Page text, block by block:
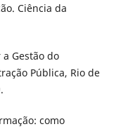
Ciência da
a Gestão do
Pública, Rio de
como